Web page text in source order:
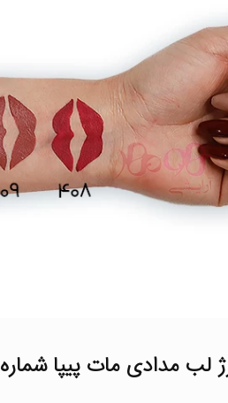
مدادی مات پیپا شماره 404